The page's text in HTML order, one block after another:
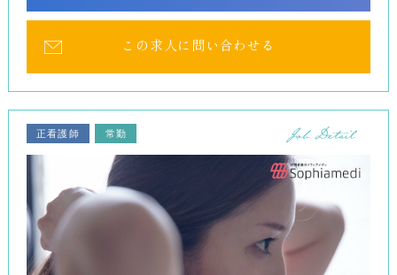
この求人に問い合わせる
正看護師 常勤